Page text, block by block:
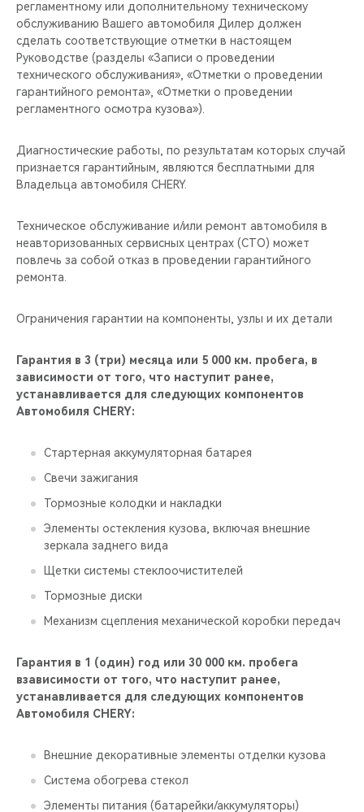
регламентному или дополнительному техническому
обслуживанию Вашего автомобиля Дилер должен
сделать соответствующие отметки в настоящем
Руководстве (разделы «Записи о проведении
технического обслуживания», «Отметки о проведении
гарантийного ремонта», «Отметки о проведении
регламентного осмотра кузова»).
Диагностические работы, по результатам которых случай
признается гарантийным, являются бесплатными для
Владельца автомобиля CHERY.
Техническое обслуживание и/или ремонт автомобиля в
неавторизованных сервисных центрах (СТО) может
повлечь за собой отказ в проведении гарантийного
ремонта.
Ограничения гарантии на компоненты, узлы и их детали
Гарантия в 3 (три) месяца или 5 000 км. пробега, в
зависимости от того, что наступит ранее,
устанавливается для следующих компонентов
Автомобиля CHERY:
Стартерная аккумуляторная батарея
Свечи зажигания
Тормозные колодки и накладки
Элементы остекления кузова, включая внешние
зеркала заднего вида
Щетки системы стеклоочистителей
Тормозные диски
Механизм сцепления механической коробки передач
Гарантия в 1 (один) год или 30 000 км. пробега
взависимости от того, что наступит ранее,
устанавливается для следующих компонентов
Автомобиля CHERY:
Внешние декоративные элементы отделки кузова
Система обогрева стекол
Элементы питания (батарейки/аккумуляторы)